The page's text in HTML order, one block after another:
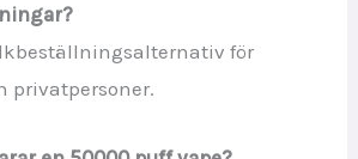
för
privatpersoner.